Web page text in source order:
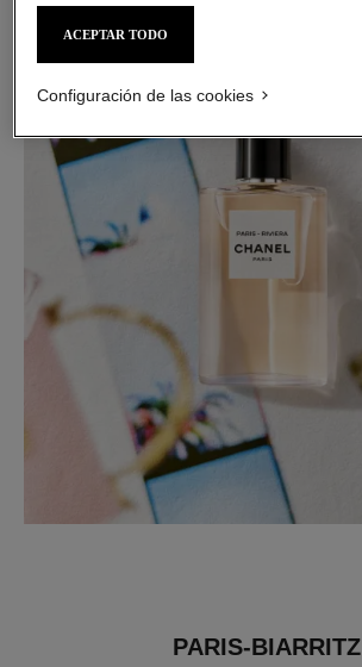
PARIS-BIARRITZ
ACEPTAR TODO
Configuración de las cookies